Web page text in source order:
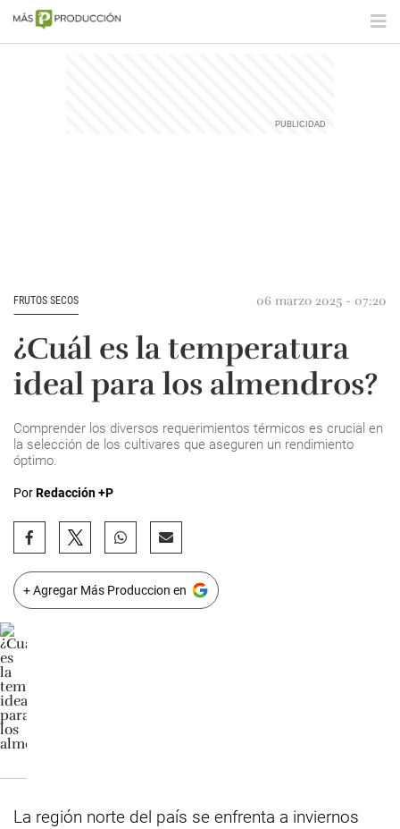
FRUTOS SECOS 06 marzo 2025 - 07:20
¿Cuál es la temperatura
ideal para los almendros?
Comprender los diversos requerimientos térmicos es crucial en
la selección de los cultivares que aseguren un rendimiento
óptimo.
PorRedacción +P
+ Agregar Más Produccion en
La región norte del país se enfrenta a inviernos